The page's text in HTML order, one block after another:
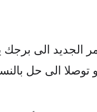
الجديد الى
توصلا الى حل